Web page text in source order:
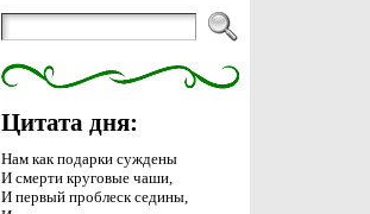
Цитата дня:
Нам как подарки суждены
И смерти круговые чаши,
И первый проблеск седины,